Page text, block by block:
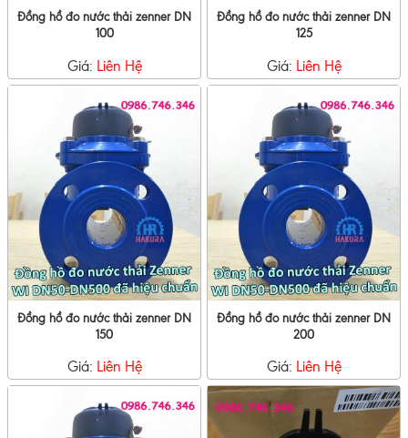
Đồng hồ đo nước thải zenner DN
100
Giá: Liên Hệ
Đồng hồ đo nước thải zenner DN
125
Giá: Liên Hệ
Đồng hồ đo nước thải zenner DN
150
Giá: Liên Hệ
Đồng hồ đo nước thải zenner DN
200
Giá: Liên Hệ